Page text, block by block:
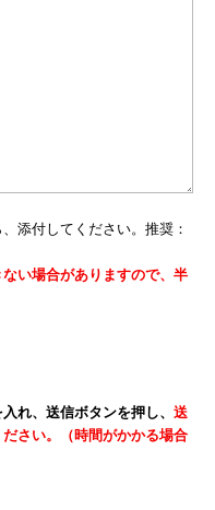
添付してください。推奨：
い場合がありますので、半
れ、送信ボタンを押し、 送
さい。（時間がかかる場合